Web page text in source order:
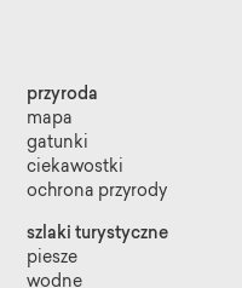
przyroda
mapa
gatunki
ciekawostki
ochrona przyrody
szlaki turystyczne
piesze
wodne